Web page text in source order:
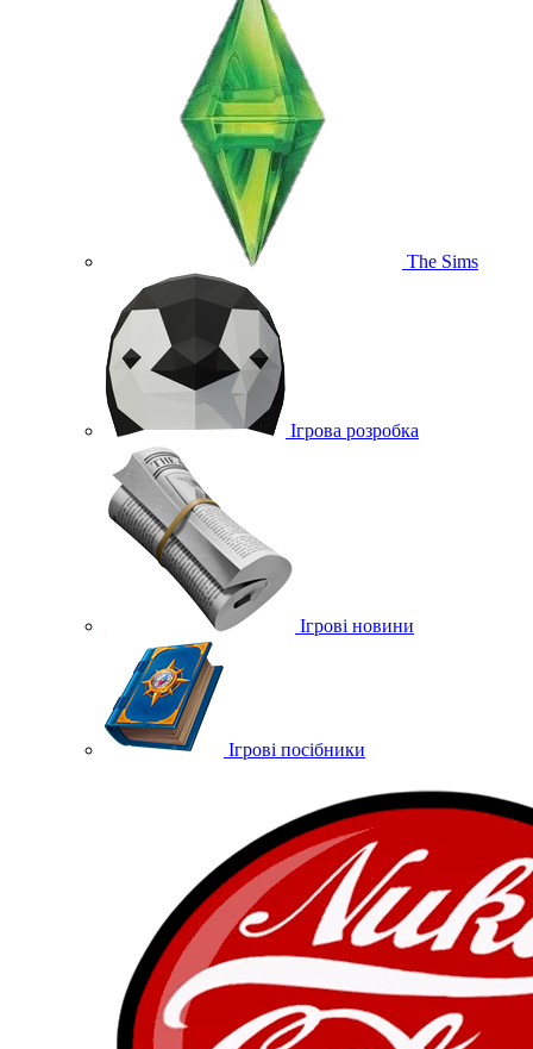
The Sims
Ігрова розробка
Ігрові новини
Ігрові посібники